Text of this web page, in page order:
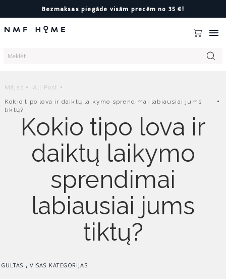
Bezmaksas piegāde visām precēm no 35 €!

Mājas
All Post
Kokio tipo lova ir daiktų laikymo sprendimai labiausiai jums
tiktų?
Kokio tipo lova ir
daiktų laikymo
sprendimai
labiausiai jums
tiktų?
GULTAS ,VISAS KATEGORIJAS